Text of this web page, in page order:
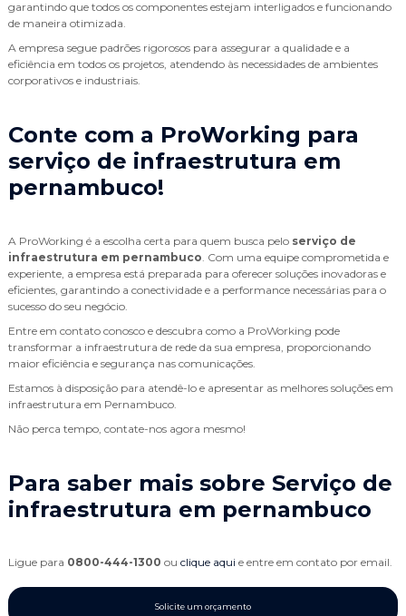
garantindo que todos os componentes estejam interligados e funcionando
de maneira otimizada.
A empresa segue padrões rigorosos para assegurar a qualidade e a
eficiência em todos os projetos, atendendo às necessidades de ambientes
corporativos e industriais.
Conte com a ProWorking para
serviço de infraestrutura em
pernambuco!
A ProWorking é a escolha certa para quem busca pelo serviço de
infraestrutura em pernambuco. Com uma equipe comprometida e
experiente, a empresa está preparada para oferecer soluções inovadoras e
eficientes, garantindo a conectividade e a performance necessárias para o
sucesso do seu negócio.
Entre em contato conosco e descubra como a ProWorking pode
transformar a infraestrutura de rede da sua empresa, proporcionando
maior eficiência e segurança nas comunicações.
Estamos à disposição para atendê-lo e apresentar as melhores soluções em
infraestrutura em Pernambuco.
Não perca tempo, contate-nos agora mesmo!
Para saber mais sobre Serviço de
infraestrutura em pernambuco
Ligue para 0800-444-1300 ou clique aqui e entre em contato por email.
Solicite um orçamento